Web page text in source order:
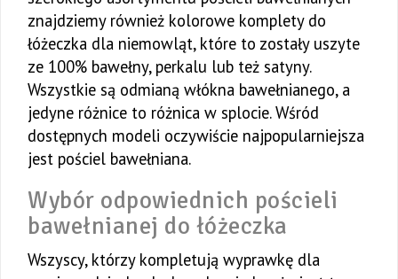
znajdziemy również kolorowe komplety do
łóżeczka dla niemowląt, które to zostały uszyte
ze 100% bawełny, perkalu lub też satyny.
Wszystkie są odmianą włókna bawełnianego, a
jedyne różnice to różnica w splocie. Wśród
dostępnych modeli oczywiście najpopularniejsza
jest pościel bawełniana.
Wybór odpowiednich pościeli
bawełnianej do łóżeczka
Wszyscy, którzy kompletują wyprawkę dla